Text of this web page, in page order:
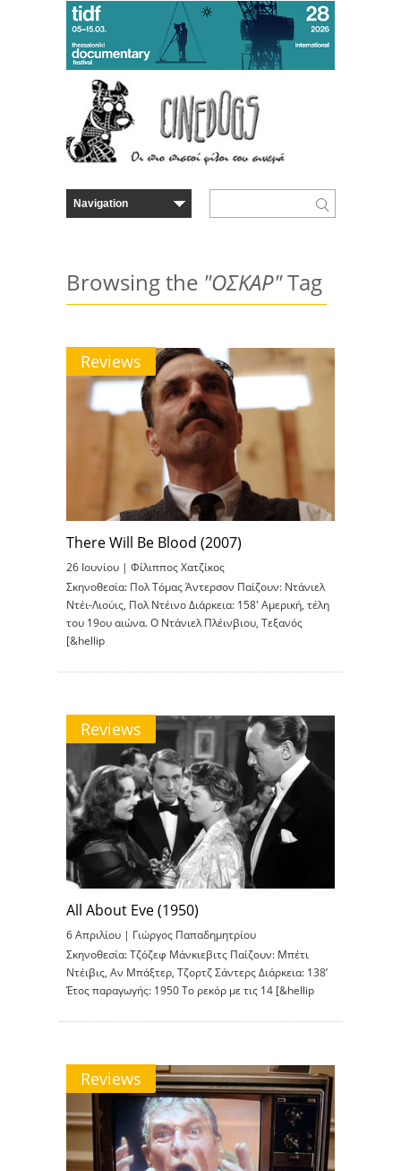
Browsing the "ΟΣΚΑΡ"Tag
Reviews
There Will Be Blood (2007)
26 Ιουνίου | Φίλιππος Χατζίκος
Σκηνοθεσία: Πολ Τόμας Άντερσον Παίζουν: Ντάνιελ
Ντέι-Λιούις, Πολ Ντέινο Διάρκεια: 158′ Αμερική, τέλη
του 19oυ αιώνα. Ο Ντάνιελ Πλέινβιου, Τεξανός
[&hellip
Reviews
All About Eve (1950)
6 Απριλίου | Γιώργος Παπαδημητρίου
Σκηνοθεσία: Τζόζεφ Μάνκιεβιτς Παίζουν: Μπέτι
Ντέιβις, Αν Μπάξτερ, Τζορτζ Σάντερς Διάρκεια: 138’
Έτος παραγωγής: 1950 Το ρεκόρ με τις 14 [&hellip
Reviews